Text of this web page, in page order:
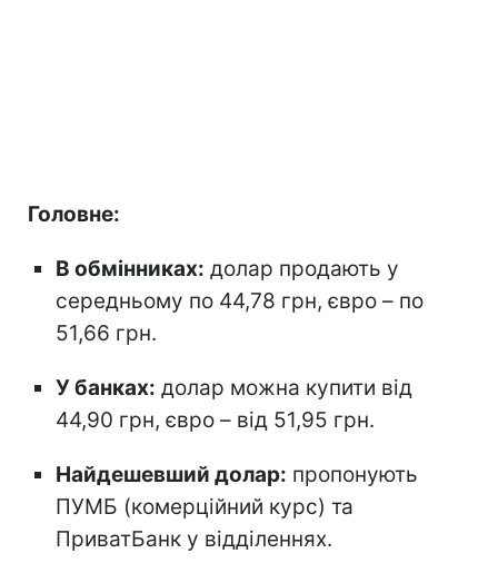
Головне:
В обмінниках: долар продають у
середньому по 44,78 грн, євро – по
51,66 грн.
У банках: долар можна купити від
44,90 грн, євро – від 51,95 грн.
Найдешевший долар: пропонують
ПУМБ (комерційний курс) та
ПриватБанк у відділеннях.